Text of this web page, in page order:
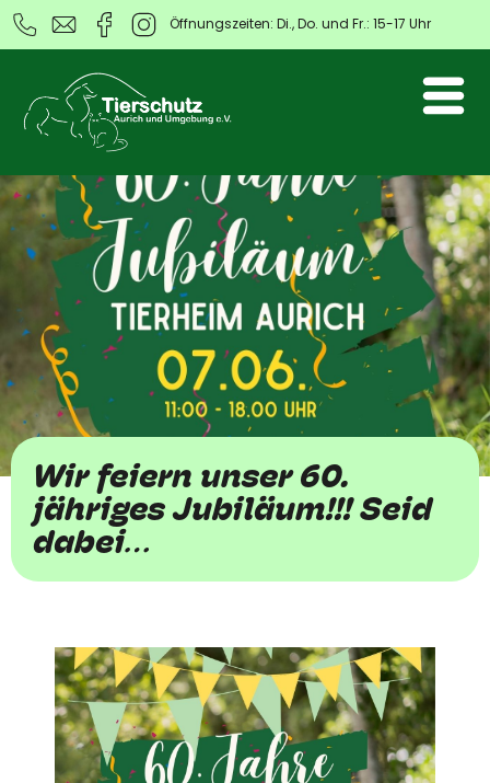
Öffnungszeiten: Di., Do. und Fr.: 15-17 Uhr
Wir feiern unser 60.
jähriges Jubiläum!!! Seid
dabei…